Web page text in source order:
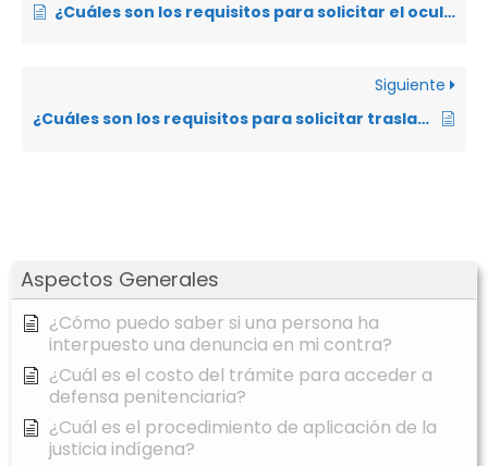
Aspectos Generales
¿Cómo puedo saber si una persona ha
interpuesto una denuncia en mi contra?
¿Cuál es el costo del trámite para acceder a
defensa penitenciaria?
¿Cuál es el procedimiento de aplicación de la
justicia indígena?
¿Cuáles son los requisitos para solicitar el ocultamiento en el SATJE?
Siguiente
¿Cuáles son los requisitos para solicitar traslado voluntario de un sentenciado a otro Centro de Privación de la Libertad?